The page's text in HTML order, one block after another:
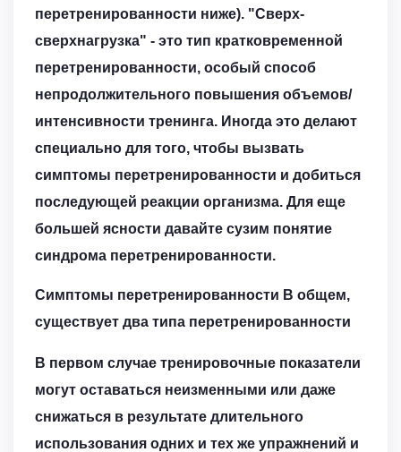
перетренированности ниже). "Сверх-
сверхнагрузка" - это тип кратковременной
перетренированности, особый способ
непродолжительного повышения объемов/
интенсивности тренинга. Иногда это делают
специально для того, чтобы вызвать
симптомы перетренированности и добиться
последующей реакции организма. Для еще
большей ясности давайте сузим понятие
синдрома перетренированности.
Симптомы перетренированности В общем,
существует два типа перетренированности
В первом случае тренировочные показатели
могут оставаться неизменными или даже
снижаться в результате длительного
использования одних и тех же упражнений и